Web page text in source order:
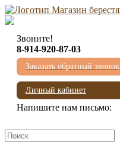
Звоните!
8-914-920-87-03
Заказать обратный звонок
Личный кабинет
Напишите нам письмо: